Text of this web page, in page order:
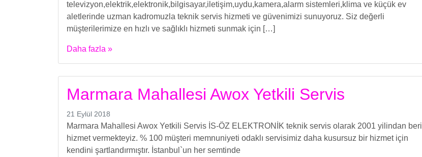
televizyon,elektrik,elektronik,bilgisayar,iletişim,uydu,kamera,alarm sistemleri,klima ve küçük ev
aletlerinde uzman kadromuzla teknik servis hizmeti ve güvenimizi sunuyoruz. Siz değerli
müşterilerimize en hızlı ve sağlıklı hizmeti sunmak için […]
Daha fazla »
Marmara Mahallesi Awox Yetkili Servis
21 Eylül 2018
Marmara Mahallesi Awox Yetkili Servis İS-ÖZ ELEKTRONİK teknik servis olarak 2001 yilindan beri
hizmet vermekteyiz. % 100 müşteri memnuniyeti odaklı servisimiz daha kusursuz bir hizmet için
kendini şartlandırmıştır. İstanbul`un her semtinde